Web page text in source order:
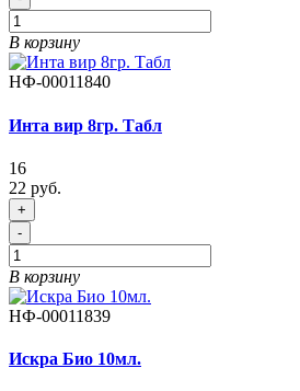
В корзину
НФ-00011840
Инта вир 8гр. Табл
16
22 руб.
+
-
В корзину
НФ-00011839
Искра Био 10мл.